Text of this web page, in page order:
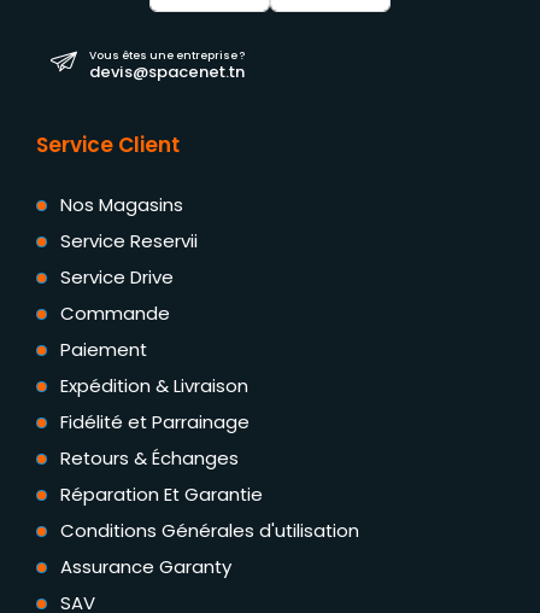
Vous êtes une entreprise ?
devis@spacenet.tn
Service Client
Nos Magasins
Service Reservii
Service Drive
Commande
Paiement
Expédition & Livraison
Fidélité et Parrainage
Retours & Échanges
Réparation Et Garantie
Conditions Générales d'utilisation
Assurance Garanty
SAV